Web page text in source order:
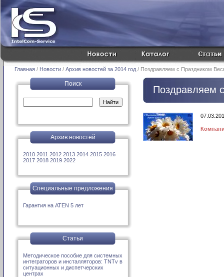
Главная / Новости / Архив новостей за 2014 год / Поздравляем с Праздником
Поиск
Архив новостей
2010 2011 2012 2013 2014 2015 2016
2017 2018 2019 2022
Специальные предложения
Гарантия на ATEN 5 лет
Статьи
Методическое пособие для системных
интеграторов и инсталляторов: TNTv в
ситуационных и диспетчерских
центрах
Поздравляем